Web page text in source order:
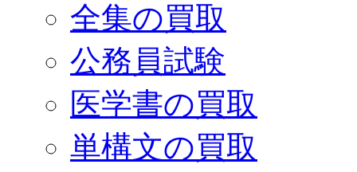
全集の買取
公務員試験
医学書の買取
単構文の買取